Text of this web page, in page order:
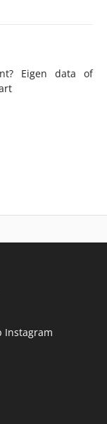
Eigen data of
Instagram